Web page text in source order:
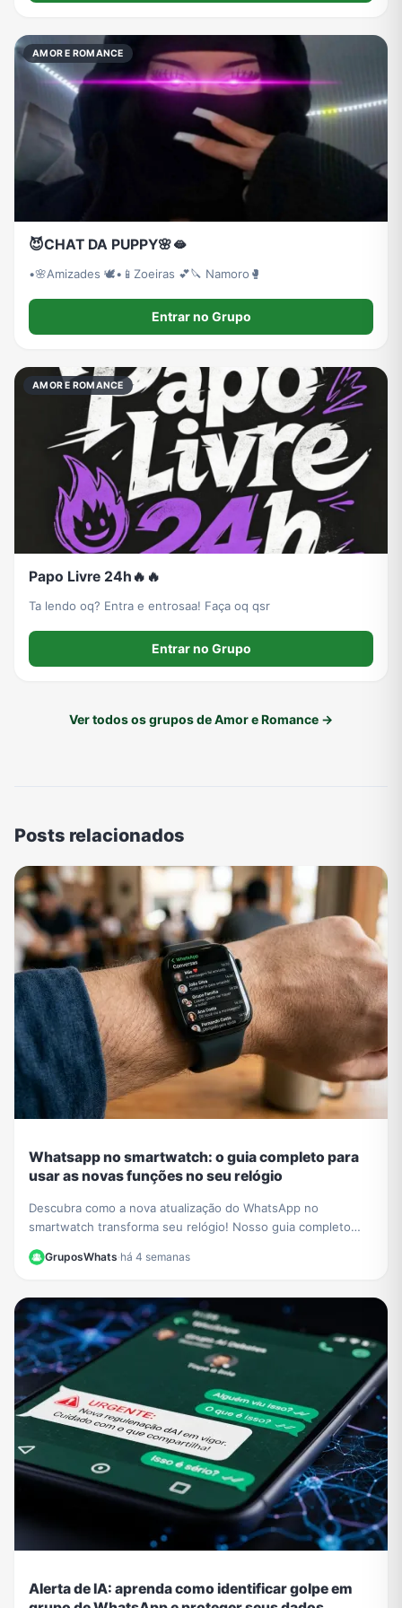
AMOR E ROMANCE
😈CHAT DA PUPPY🌸🫦
•🌸Amizades 🕊️•📱Zoeiras 💕🔪 Namoro🥊
Entrar no Grupo
AMOR E ROMANCE
Papo Livre 24h🔥🔥
Ta lendo oq? Entra e entrosaa! Faça oq qsr
Entrar no Grupo
Ver todos os grupos de Amor e Romance →
Posts relacionados
Whatsapp no smartwatch: o guia completo para
usar as novas funções no seu relógio
Descubra como a nova atualização do WhatsApp no
smartwatch transforma seu relógio! Nosso guia completo
mostra como iniciar conversas e gerenciar chats.
GruposWhats·há 4 semanas
Alerta de IA: aprenda como identificar golpe em